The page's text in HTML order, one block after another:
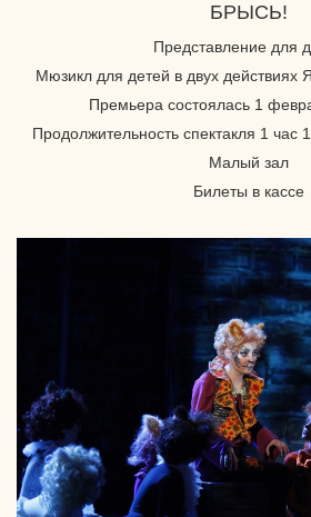
БРЫСЬ!
Представление для
Мюзикл для детей в двух действиях
Премьера состоялась 1
Продолжительность спектакля 1 час
Малый зал
Билеты в кассе